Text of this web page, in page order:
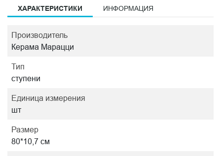
ХАРАКТЕРИСТИКИ ИНФОРМАЦИЯ
Производитель
Керама Марацци
Тип
ступени
Единица измерения
шт
Размер
80*10,7 см